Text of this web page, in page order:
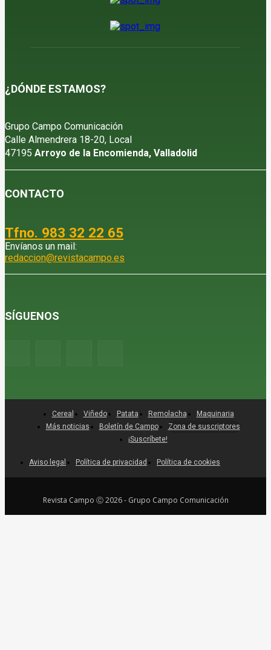
¿DÓNDE ESTAMOS?
Grupo Campo Comunicación
Calle Almendrera 18-20, Local
47195 Arroyo de la Encomienda, Valladolid
CONTACTO
Tfno. 983 32 22 65
Envíanos un mail:
redaccion@revistacampo.es
SÍGUENOS
Aviso legal Política de privacidad Política de cookies
Cereal Viñedo Patata Remolacha
Maquinaria
Más noticias
Boletín de Campo
Zona de suscriptores
¡Suscríbete!
Revista Campo Ⓒ 2026 - Grupo Campo Comunicación